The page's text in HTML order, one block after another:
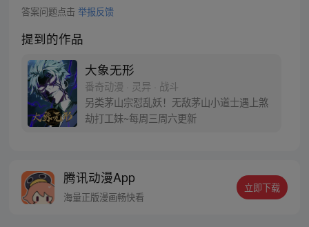
答案问题点击 举报反馈
提到的作品
大象无形
番奇动漫 · 灵异 · 战斗
另类茅山宗怼乱妖！无敌茅山小道士遇上煞
劫打工妹~每周三周六更新
腾讯动漫App
海量正版漫画畅快看
立即下载